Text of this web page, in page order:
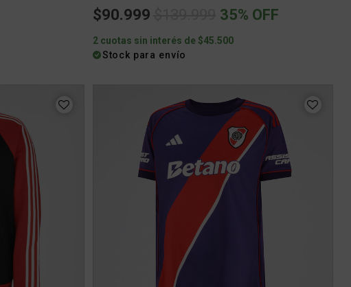
$90.999 Price reduced from
to
35% OFF
2 cuotas sin interés de $45.500
Stock para envío